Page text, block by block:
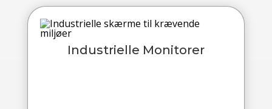
Industrielle Monitorer